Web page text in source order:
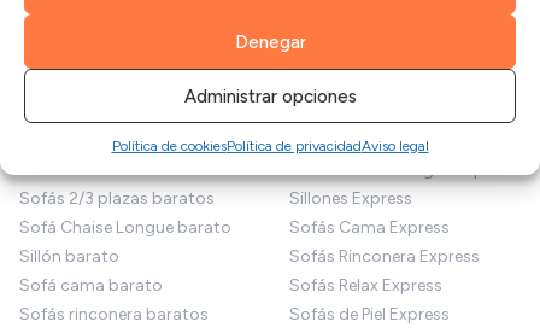
Denegar
Administrar opciones
Política de cookiesPolítica de privacidadAviso legal
Sofás para perros
SOFÁS EN OFERTA
Sofás en oferta
Sofás 2/3 plazas baratos
Sofá Chaise Longue barato
Sillón barato
Sofá cama barato
Sofás rinconera baratos
Sofás Express
Sofás 2/3 plazas Express
Sillones Express
Sofás Cama Express
Sofás Rinconera Express
Sofás Relax Express
Sofás de Piel Express